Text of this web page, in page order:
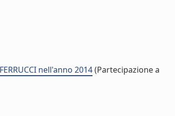
nell'anno 2014(Partecipazione a